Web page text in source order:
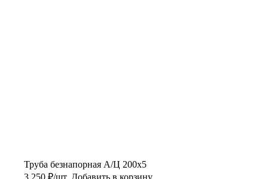
Труба безнапорная А/Ц 200х5
3 250 ₽/шт. Добавить в корзину